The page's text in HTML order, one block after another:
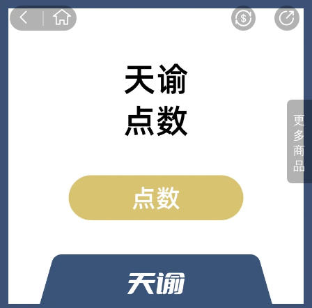
更
多
商
品